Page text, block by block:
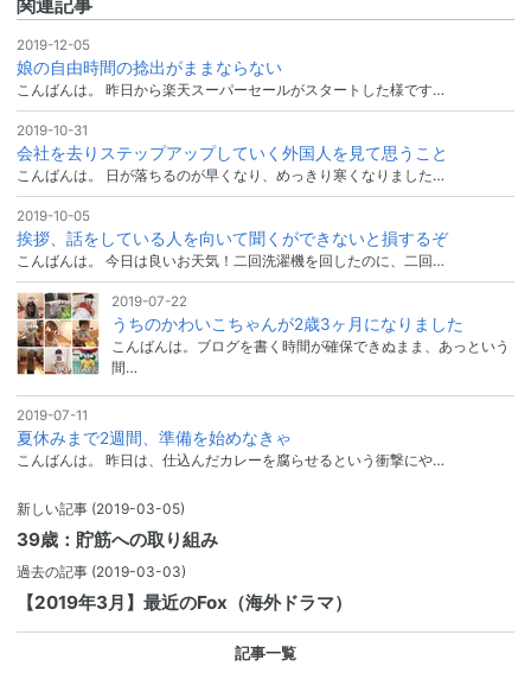
2019-12-05
娘の自由時間の捻出がままならない
こんばんは。 昨日から楽天スーパーセールがスタートした様です…
2019-10-31
会社を去りステップアップしていく外国人を見て思うこと
こんばんは。 日が落ちるのが早くなり、めっきり寒くなりました…
2019-10-05
挨拶、話をしている人を向いて聞くができないと損するぞ
こんばんは。 今日は良いお天気！二回洗濯機を回したのに、二回…
2019-07-22
うちのかわいこちゃんが2歳3ヶ月になりました
こんばんは。ブログを書く時間が確保できぬまま、あっという
間…
2019-07-11
夏休みまで2週間、準備を始めなきゃ
こんばんは。 昨日は、仕込んだカレーを腐らせるという衝撃にや…
新しい記事 (2019-03-05)
39歳：貯筋への取り組み
過去の記事 (2019-03-03)
【2019年3月】最近のFox（海外ドラマ）
記事一覧